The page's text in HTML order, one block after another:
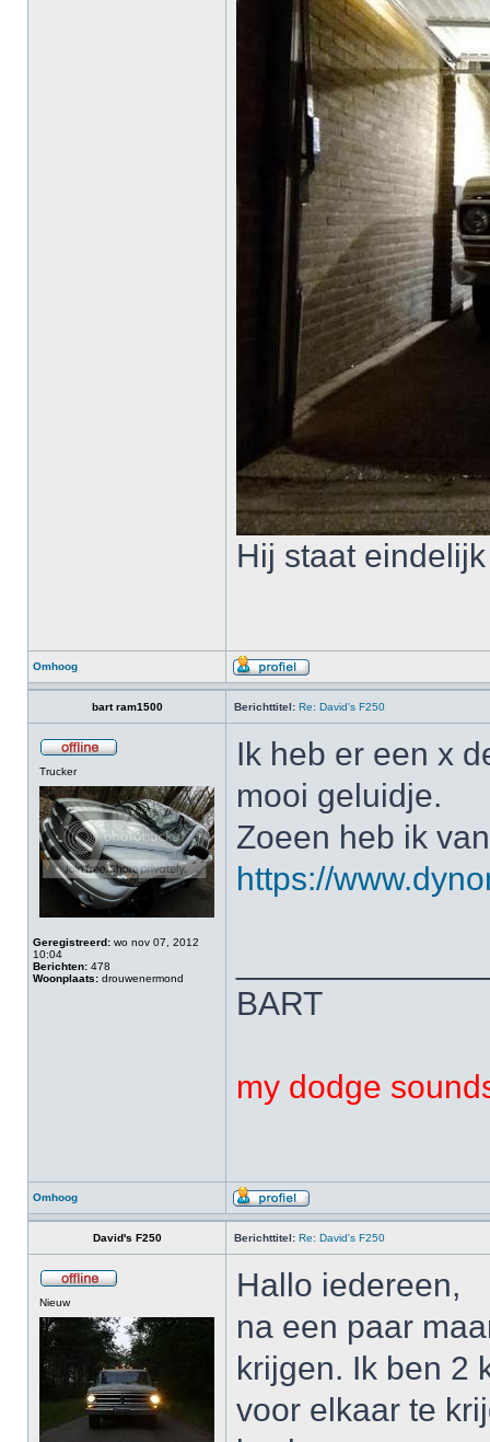
Hij staat
Omhoog
bart ram1500 Berichttitel: Re: David's F250
Trucker
Geregistreerd: wo nov 07, 2012
10:04
Berichten: 478
Woonplaats: drouwenermond
Ik heb er een x
mooi geluidje.
Zoeen heb ik
https://
BART
my dodge
Omhoog
David's F250 Berichttitel: Re: David's F250
Nieuw
Hallo iedereen,
na een paar
krijgen. Ik ben 2
voor elkaar te